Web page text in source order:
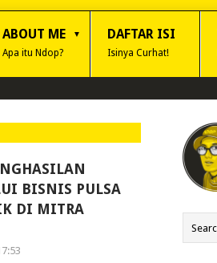
ABOUT ME
Apa itu Ndop?
DAFTAR ISI
Isinya Curhat!
BISNIS PULSA
DI MITRA